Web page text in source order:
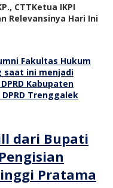
CTTKetua IKPI
Relevansinya Hari Ini
dari Bupati
Pratama